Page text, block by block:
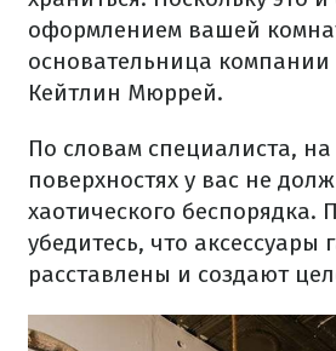
оформлением вашей
основательница
Кейтлин Мюррей.
По словам специалиста,
поверхностях у вас не
хаотического беспорядка.
убедитесь, что аксессуары
расставлены и создают